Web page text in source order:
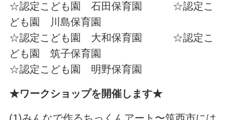
☆認定こども園 石田保育園 ☆認定こ
ども園 川島保育園
☆認定こども園 大和保育園 ☆認定こ
ども園 筑子保育園
☆認定こども園 明野保育園
★ワークショップを開催します★